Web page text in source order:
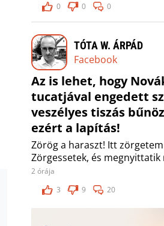
0
0 0
TÓTA W. ÁRPÁD
Facebook
Az is lehet, hogy
tucatjával engedett
veszélyes tiszás
ezért a lapítás!
Zörög a haraszt! Itt
Zörgessetek, és megnyittatik
2 órája
3
9 20